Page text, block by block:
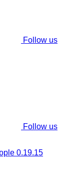
Follow us
Follow us
0.19.15